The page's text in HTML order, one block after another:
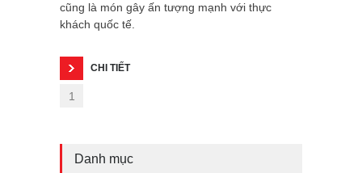
cũng là món gây ấn tượng mạnh với thực
khách quốc tế.
CHI TIẾT
1
Danh mục